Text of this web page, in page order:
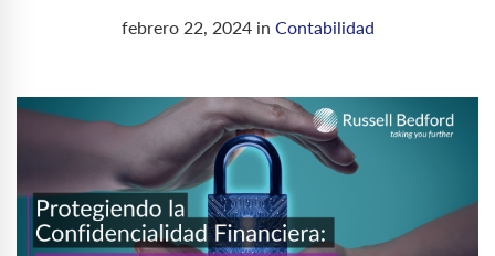
febrero 22, 2024in Contabilidad